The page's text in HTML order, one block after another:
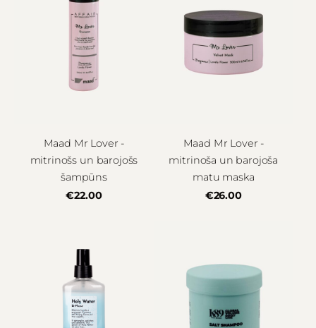
Maad Mr Lover -
mitrinošs un barojošs
šampūns
€22.00
Maad Mr Lover -
mitrinoša un barojoša
matu maska
€26.00